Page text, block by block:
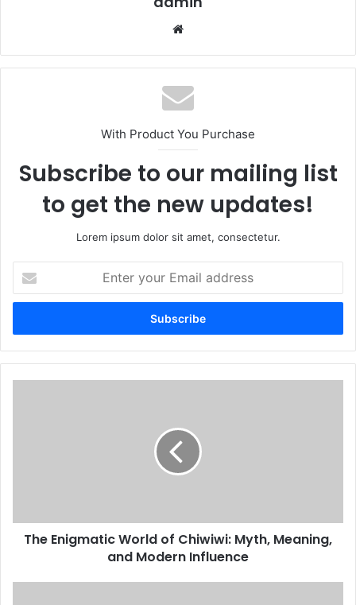
With Product You Purchase
Subscribe to our mailing list
to get the new updates!
Lorem ipsum dolor sit amet, consectetur.
your
Email
The Enigmatic World of Chiwiwi: Myth, Meaning,
and Modern Influence